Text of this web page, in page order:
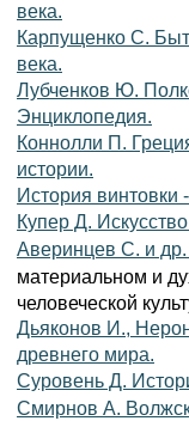
века.
Карпущенко С.
века.
Лубченков Ю.
Энциклопедия.
Коннолли П.
истории.
История винтовки
Купер Д.
Аверинцев С. и
материальном и
человеческой
Дьяконов И.,
древнего мира.
Суровень Д.
Смирнов А.